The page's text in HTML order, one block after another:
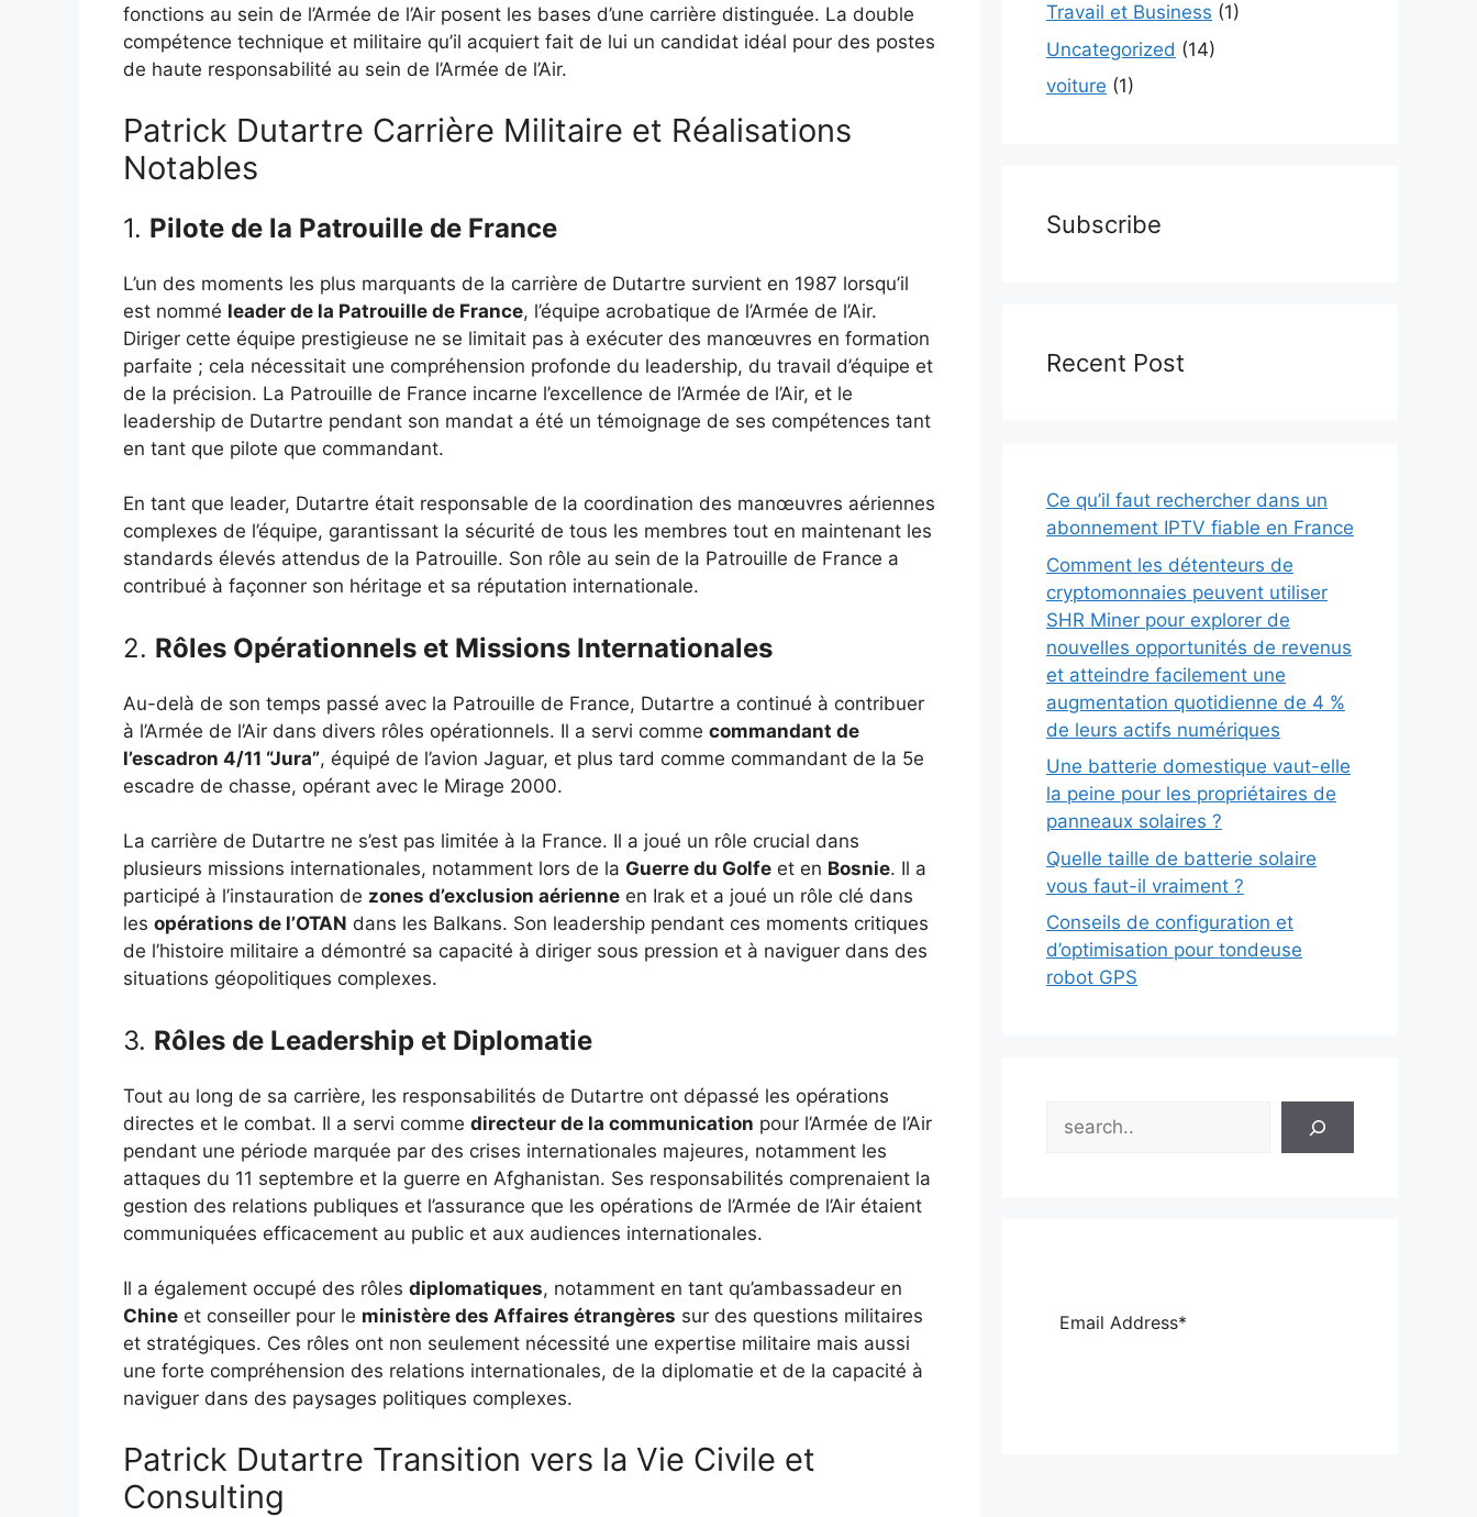
fonctions au sein de l’Armée de l’Air posent les bases d’une carrière distinguée. La double
compétence technique et militaire qu’il acquiert fait de lui un candidat idéal pour des postes
de haute responsabilité au sein de l’Armée de l’Air.
Patrick Dutartre Carrière Militaire et Réalisations
Notables
1. Pilote de la Patrouille de France
L’un des moments les plus marquants de la carrière de Dutartre survient en 1987 lorsqu’il
est nommé leader de la Patrouille de France, l’équipe acrobatique de l’Armée de l’Air.
Diriger cette équipe prestigieuse ne se limitait pas à exécuter des manœuvres en formation
parfaite ; cela nécessitait une compréhension profonde du leadership, du travail d’équipe et
de la précision. La Patrouille de France incarne l’excellence de l’Armée de l’Air, et le
leadership de Dutartre pendant son mandat a été un témoignage de ses compétences tant
en tant que pilote que commandant.
En tant que leader, Dutartre était responsable de la coordination des manœuvres aériennes
complexes de l’équipe, garantissant la sécurité de tous les membres tout en maintenant les
standards élevés attendus de la Patrouille. Son rôle au sein de la Patrouille de France a
contribué à façonner son héritage et sa réputation internationale.
2. Rôles Opérationnels et Missions Internationales
Au-delà de son temps passé avec la Patrouille de France, Dutartre a continué à contribuer
à l’Armée de l’Air dans divers rôles opérationnels. Il a servi comme commandant de
l’escadron 4/11 “Jura”, équipé de l’avion Jaguar, et plus tard comme commandant de la 5e
escadre de chasse, opérant avec le Mirage 2000.
La carrière de Dutartre ne s’est pas limitée à la France. Il a joué un rôle crucial dans
plusieurs missions internationales, notamment lors de la Guerre du Golfe et en Bosnie. Il a
participé à l’instauration de zones d’exclusion aérienne en Irak et a joué un rôle clé dans
les opérations de l’OTAN dans les Balkans. Son leadership pendant ces moments critiques
de l’histoire militaire a démontré sa capacité à diriger sous pression et à naviguer dans des
situations géopolitiques complexes.
3. Rôles de Leadership et Diplomatie
Tout au long de sa carrière, les responsabilités de Dutartre ont dépassé les opérations
directes et le combat. Il a servi comme directeur de la communication pour l’Armée de l’Air
pendant une période marquée par des crises internationales majeures, notamment les
attaques du 11 septembre et la guerre en Afghanistan. Ses responsabilités comprenaient la
gestion des relations publiques et l’assurance que les opérations de l’Armée de l’Air étaient
communiquées efficacement au public et aux audiences internationales.
Il a également occupé des rôles diplomatiques, notamment en tant qu’ambassadeur en
Chine et conseiller pour le ministère des Affaires étrangères sur des questions militaires
et stratégiques. Ces rôles ont non seulement nécessité une expertise militaire mais aussi
une forte compréhension des relations internationales, de la diplomatie et de la capacité à
naviguer dans des paysages politiques complexes.
Patrick Dutartre Transition vers la Vie Civile et
Consulting
Travail et Business (1)
Uncategorized (14)
voiture (1)
Subscribe
Recent Post
Ce qu’il faut rechercher dans un
abonnement IPTV fiable en France
Comment les détenteurs de
cryptomonnaies peuvent utiliser
SHR Miner pour explorer de
nouvelles opportunités de revenus
et atteindre facilement une
augmentation quotidienne de 4 %
de leurs actifs numériques
Une batterie domestique vaut-elle
la peine pour les propriétaires de
panneaux solaires ?
Quelle taille de batterie solaire
vous faut-il vraiment ?
Conseils de configuration et
d’optimisation pour tondeuse
robot GPS